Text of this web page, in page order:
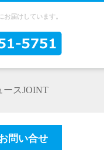
届けしています。
ースJOINT
問い合せ